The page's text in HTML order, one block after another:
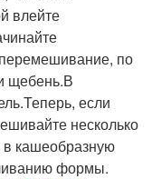
влейте
по
щебень.В
если
несколько
в кашеобразную
формы.